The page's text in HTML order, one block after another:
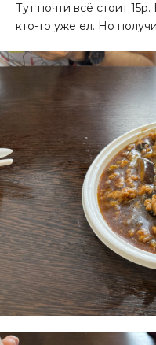
Тут почти всё стоит
кто-то уже ел. Но